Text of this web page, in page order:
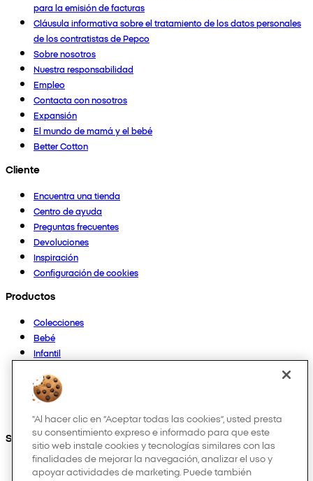
para la emisión de facturas
Cláusula informativa sobre el tratamiento de los datos personales
de los contratistas de Pepco
Sobre nosotros
Nuestra responsabilidad
Empleo
Contacta con nosotros
Expansión
El mundo de mamá y el bebé
Better Cotton
Cliente
Encuentra una tienda
Centro de ayuda
Preguntas frecuentes
Devoluciones
Inspiración
Configuración de cookies
Productos
Colecciones
Bebé
Infantil
Mujer
Hombre
Otros
Síguenos en:
"Al hacer clic en “Aceptar todas las cookies”, usted presta
su consentimiento expreso e informado para que este
sitio web instale cookies y tecnologías similares con las
finalidades de mejorar la navegación, analizar el uso y
apoyar actividades de marketing. Puede también